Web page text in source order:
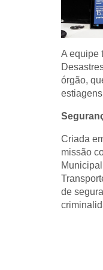
A equipe
órgão,
Criada
missão
de